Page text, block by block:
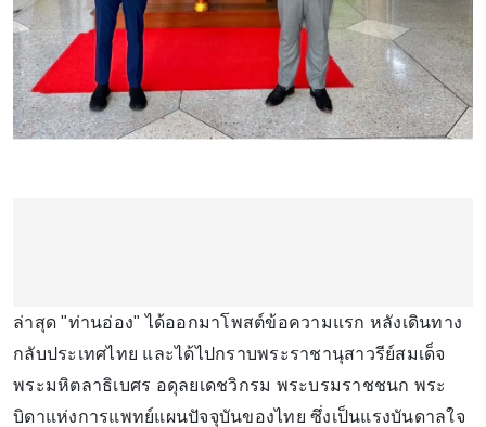
ล่าสุด "ท่านอ่อง" ได้ออกมาโพสต์ข้อความแรก หลังเดินทาง
กลับประเทศไทย และได้ไปกราบพระราชานุสาวรีย์สมเด็จ
พระมหิตลาธิเบศร อดุลยเดชวิกรม พระบรมราชชนก พระ
บิดาแห่งการแพทย์แผนปัจจุบันของไทย ซึ่งเป็นแรงบันดาลใจ